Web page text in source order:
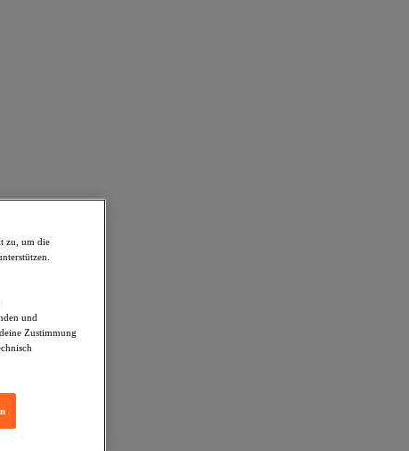
zu, um die
und
Zustimmung